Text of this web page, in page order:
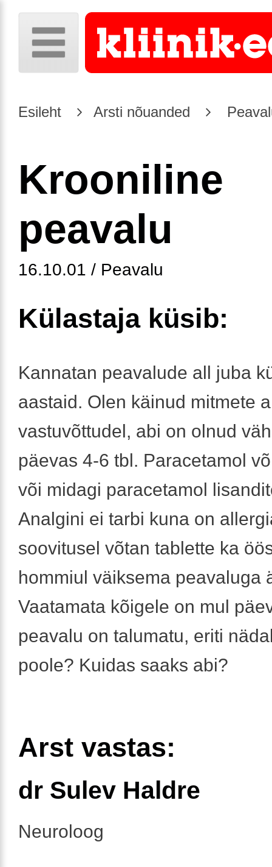
Esileht Arsti nõuanded
Krooniline
peavalu
16.10.01 / Peavalu
Külastaja küsib:
Kannatan peavalude all juba
aastaid. Olen käinud mitmete
vastuvõttudel, abi on olnud
päevas 4-6 tbl. Paracetamol
või midagi paracetamol
Analgini ei tarbi kuna on
soovitusel võtan tablette ka
hommiul väiksema peavaluga
Vaatamata kõigele on mul
peavalu on talumatu, eriti
poole? Kuidas saaks abi?
Arst vastas:
dr Sulev Haldre
Neuroloog